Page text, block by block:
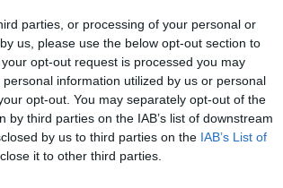
parties, or processing of your personal or
us, please use the below opt-out section to
opt-out request is processed you may
information utilized by us or personal
opt-out. You may separately opt-out of the
third parties on the IAB’s list of downstream
by us to third parties on the IAB’s List of
it to other third parties.
Egy
irodalmi